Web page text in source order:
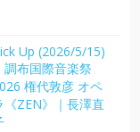
Up (2026/5/15)
調布国際音楽祭
権代敦彦 オペ
《ZEN》｜長澤直